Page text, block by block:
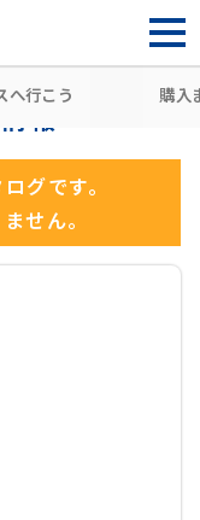
へ行こう 購入
報
グです。
せん。